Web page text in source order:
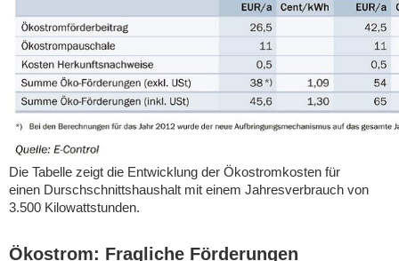
Die Tabelle zeigt die Entwicklung der Ökostromkosten für
einen Durschschnittshaushalt mit einem Jahresverbrauch von
3.500 Kilowattstunden.
Ökostrom: Fragliche Förderungen